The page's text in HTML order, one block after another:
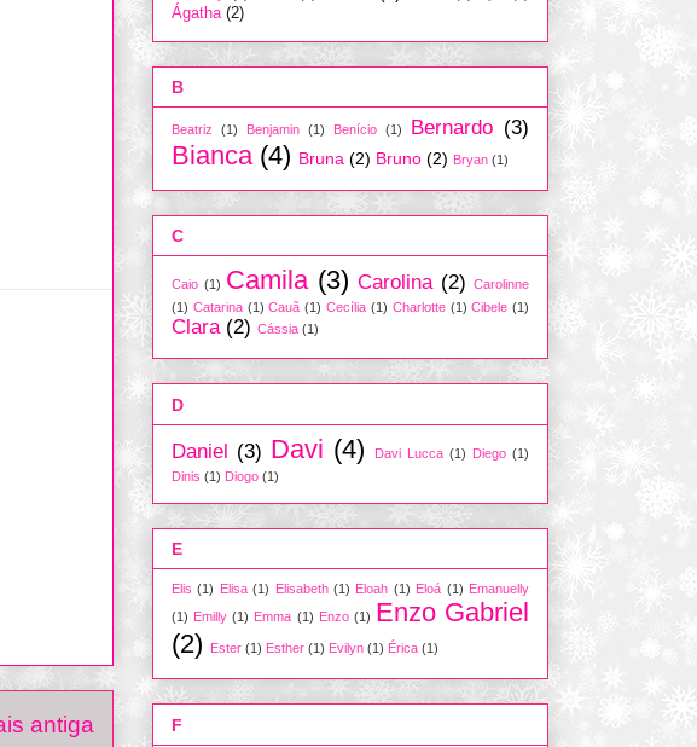
antiga
Ágatha (2)
B
Beatriz (1) Benjamin (1) Benício (1) Bernardo (3)
Bianca (4) Bruna (2) Bruno (2) Bryan (1)
C
Caio (1) Camila (3) Carolina (2) Carolinne
(1) Catarina (1) Cauã (1) Cecília (1) Charlotte (1) Cibele (1)
Clara (2) Cássia (1)
D
Daniel (3) Davi (4) Davi Lucca (1) Diego (1)
Dinis (1) Diogo (1)
E
Elis (1) Elisa (1) Elisabeth (1) Eloah (1) Eloá (1) Emanuelly
(1) Emilly (1) Emma (1) Enzo (1) Enzo Gabriel
(2)
Ester (1) Esther (1) Evilyn (1) Érica (1)
F